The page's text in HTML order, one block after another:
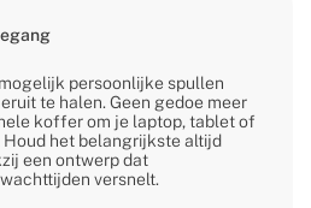
persoonlijke spullen
te halen. Geen gedoe meer
koffer om je laptop, tablet of
het belangrijkste altijd
een ontwerp dat
versnelt.